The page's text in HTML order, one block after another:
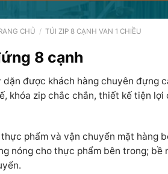
CHỦ / TÚI ZIP 8 CẠNH VAN 1 CHIỀU
8 cạnh
dặn được khách hàng chuyên đựng
khóa zip chắc chắn, thiết kế tiện
phẩm và vận chuyển mặt hàng
nóng cho thực phẩm bên trong; bề